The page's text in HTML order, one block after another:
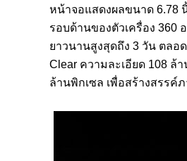
หน้าจอแสดงผลขนาด 6.78
รอบด้านของตัวเครื่อง 360
ยาวนานสูงสุดถึง 3 วัน ตล
Clear ความละเอียด 108 ล้
ล้านพิกเซล เพื่อสร้างสรรค์